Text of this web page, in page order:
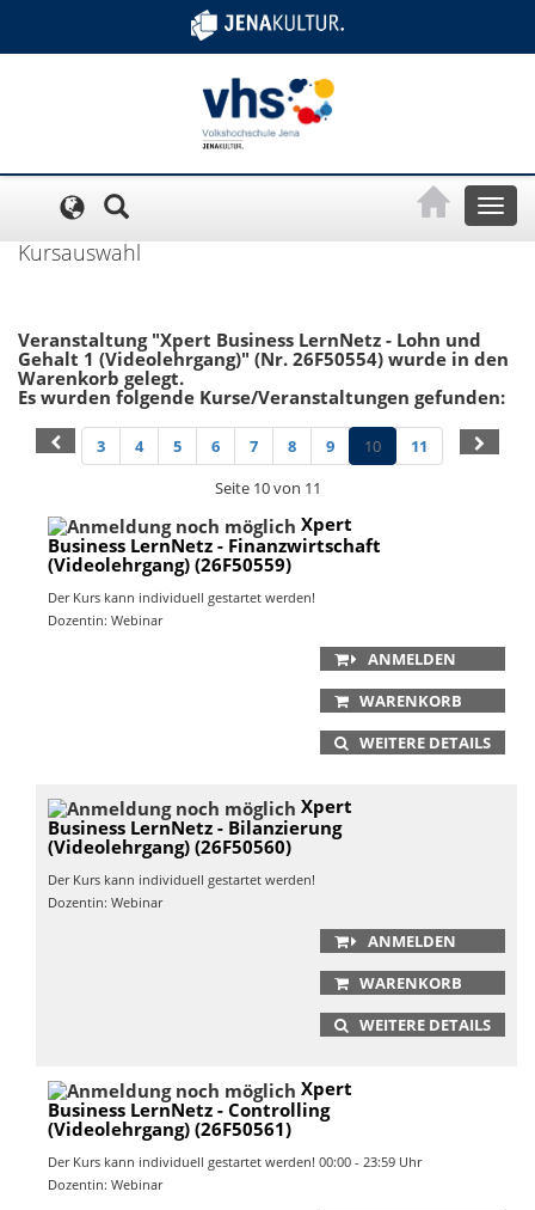
Toggle
Kursauswahl
Veranstaltung "Xpert Business LernNetz - Lohn und
Gehalt 1 (Videolehrgang)" (Nr. 26F50554) wurde in den
Warenkorb gelegt.
Es wurden folgende Kurse/Veranstaltungen gefunden:
3 4 5 6 7 8 9 10
11
Seite 10 von 11
Xpert
Business LernNetz - Finanzwirtschaft
(Videolehrgang) (26F50559)
Der Kurs kann individuell gestartet werden!
Dozentin: Webinar
ANMELDEN
WARENKORB
WEITERE DETAILS
Xpert
Business LernNetz - Bilanzierung
(Videolehrgang) (26F50560)
Der Kurs kann individuell gestartet werden!
Dozentin: Webinar
ANMELDEN
WARENKORB
WEITERE DETAILS
Xpert
Business LernNetz - Controlling
(Videolehrgang) (26F50561)
Der Kurs kann individuell gestartet werden! 00:00 - 23:59 Uhr
Dozentin: Webinar